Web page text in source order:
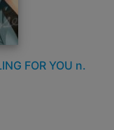
FOR YOU n.